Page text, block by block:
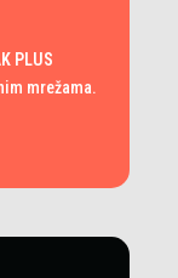
PLUS
mrežama.